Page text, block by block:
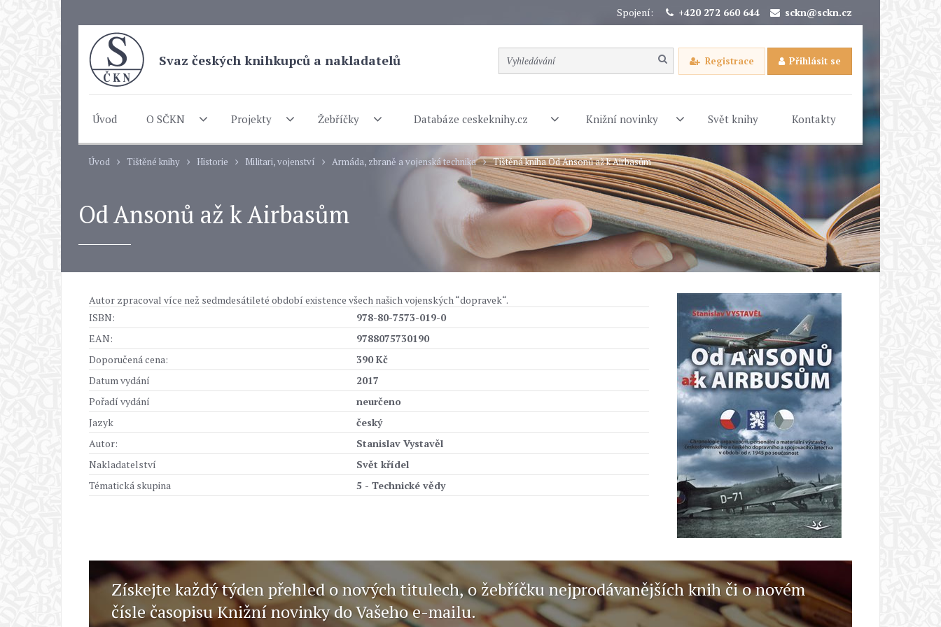
Spojení: +420 272 660 644 sckn@sckn.cz
Svaz českých knihkupců a nakladatelů Registrace Přihlásit se
Úvod O SČKN Projekty Žebříčky Databáze ceskeknihy.cz Knižní novinky Svět knihy Kontakty
Úvod Tištěné knihy Historie Militari, vojenství Armáda, zbraně a vojenská technika Tištěná kniha Od Ansonů až k Airbasům
Od Ansonů až k Airbasům
Autor zpracoval více než sedmdesátileté období existence všech našich vojenských “dopravek“.
ISBN:
978-80-7573-019-0
EAN:
9788075730190
Doporučená cena:
390 Kč
Datum vydání
2017
Pořadí vydání
neurčeno
Jazyk
český
Autor:
Stanislav Vystavěl
Nakladatelství
Svět křídel
Tématická skupina
5 - Technické vědy
Získejte každý týden přehled o nových titulech, o žebříčku nejprodávanějších knih či o novém
čísle časopisu Knižní novinky do Vašeho e-mailu.